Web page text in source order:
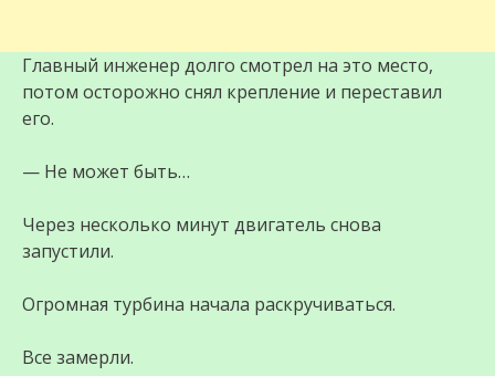
Главный инженер долго смотрел на это место,
потом осторожно снял крепление и переставил
его.
— Не может быть…
Через несколько минут двигатель снова
запустили.
Огромная турбина начала раскручиваться.
Все замерли.